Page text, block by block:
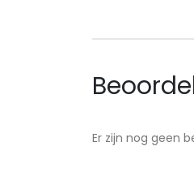
Er zijn nog geen